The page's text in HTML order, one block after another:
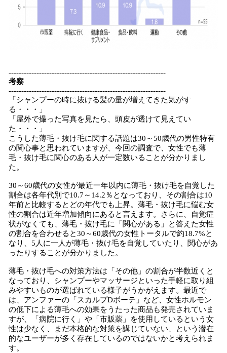
--------------------------------------------------------------
考察
--------------------------------------------------------------
「シャンプーの時に抜ける髪の量が増えてきた気がす
る・・・」
「屋外で撮った写真を見たら、頭皮が透けて見えてい
た・・・」
こうした薄毛・抜け毛に関する話題は30～50歳代の男性特有
の関心事と思われていますが、今回の調査で、女性でも薄
毛・抜け毛に関心のある人が一定数いることが分かりまし
た。
30～60歳代の女性が最近一年以内に薄毛・抜け毛を自覚した
割合は各年代別で10.7～14.2％となっており、その割合は10
年前と比較するとどの年代でも上昇。薄毛・抜け毛に悩む女
性の割合は近年増加傾向にあると言えます。さらに、自覚症
状がなくても、薄毛・抜け毛に「関心がある」と答えた女性
の割合を合わせると30～60歳代の女性トータルで約18.7%と
なり、5人に一人が薄毛・抜け毛を自覚していたり、関心があ
ったりすることが分かりました。
薄毛・抜け毛への対策方法は「その他」の割合が半数近くと
なっており、シャンプーやマッサージといった手軽に取り組
みやすいものが選ばれている様子がうかがえます。最近で
は、アンファーの「スカルプDボーテ」など、女性ホルモン
の低下による薄毛への効果をうたった商品も発売されていま
すが、「病院に行く」や「市販薬」を使用しているという女
性は少なく、まだ本格的な対策を講じていない、という潜在
的なユーザーが多く存在しているのではないかと考えられま
す。